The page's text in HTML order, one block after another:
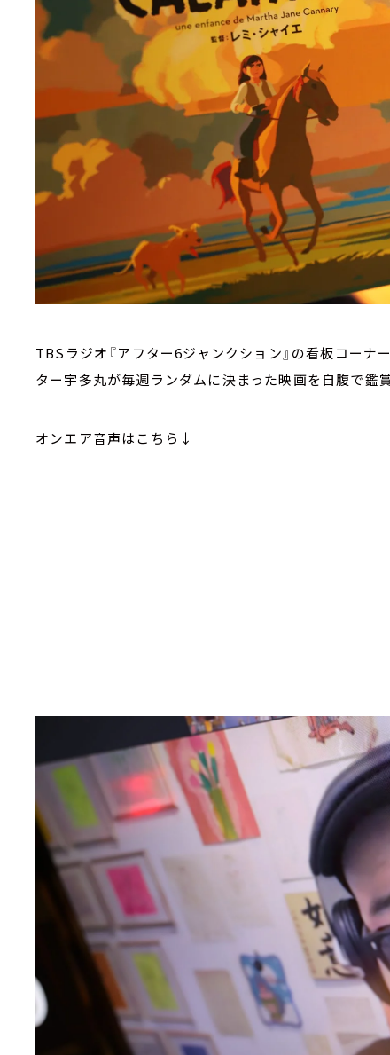
TBSラジオ『アフター6ジャンクション』の看板コーナー
ター宇多丸が毎週ランダムに決まった映画を自腹で鑑
オンエア音声はこちら↓